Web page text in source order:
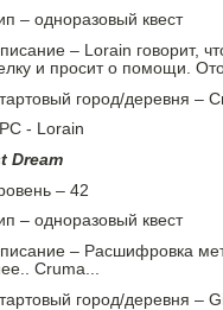
– одноразовый квест
– Lorain говорит,
и просит о помощи.
город/деревня –
- Lorain
Dream
– 42
– одноразовый квест
– Расшифровка
Cruma...
город/деревня –